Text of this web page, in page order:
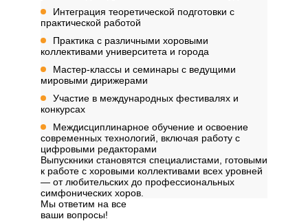
Интеграция теоретической подготовки с
практической работой
Практика с различными хоровыми
коллективами университета и города
Мастер-классы и семинары с ведущими
мировыми дирижерами
Участие в международных фестивалях и
конкурсах
Междисциплинарное обучение и освоение
современных технологий, включая работу с
цифровыми редакторами
Выпускники становятся специалистами, готовыми
к работе с хоровыми коллективами всех уровней
— от любительских до профессиональных
симфонических хоров.
Мы ответим на все
ваши вопросы!